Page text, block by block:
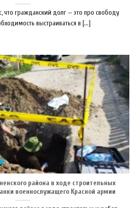
что гражданский долг — это про свободу
выстраиваться в [...]
района в ходе строительных
военнослужащего Красной армии